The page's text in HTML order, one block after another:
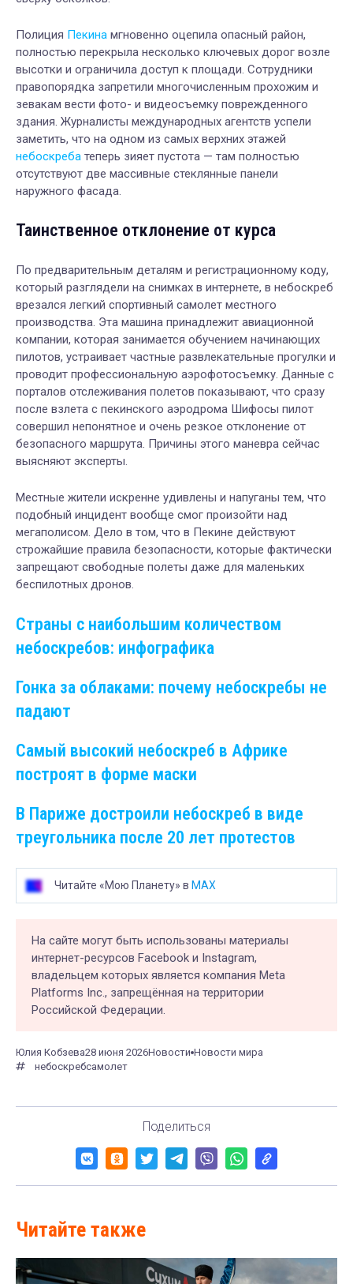
Полиция Пекина мгновенно оцепила опасный район,
полностью перекрыла несколько ключевых дорог возле
высотки и ограничила доступ к площади. Сотрудники
правопорядка запретили многочисленным прохожим и
зевакам вести фото- и видеосъемку поврежденного
здания. Журналисты международных агентств успели
заметить, что на одном из самых верхних этажей
небоскреба теперь зияет пустота — там полностью
отсутствуют две массивные стеклянные панели
наружного фасада.
Таинственное отклонение от курса
По предварительным деталям и регистрационному коду,
который разглядели на снимках в интернете, в небоскреб
врезался легкий спортивный самолет местного
производства. Эта машина принадлежит авиационной
компании, которая занимается обучением начинающих
пилотов, устраивает частные развлекательные прогулки и
проводит профессиональную аэрофотосъемку. Данные с
порталов отслеживания полетов показывают, что сразу
после взлета с пекинского аэродрома Шифосы пилот
совершил непонятное и очень резкое отклонение от
безопасного маршрута. Причины этого маневра сейчас
выясняют эксперты.
Местные жители искренне удивлены и напуганы тем, что
подобный инцидент вообще смог произойти над
мегаполисом. Дело в том, что в Пекине действуют
строжайшие правила безопасности, которые фактически
запрещают свободные полеты даже для маленьких
беспилотных дронов.
Страны с наибольшим количеством
небоскребов: инфографика
Гонка за облаками: почему небоскребы не
падают
Самый высокий небоскреб в Африке
построят в форме маски
В Париже достроили небоскреб в виде
треугольника после 20 лет протестов
Читайте «Мою Планету» в MAX
На сайте могут быть использованы материалы
интернет-ресурсов Facebook и Instagram,
владельцем которых является компания Meta
Platforms Inc., запрещённая на территории
Российской Федерации.
Юлия Кобзева28 июня 2026Новости Новости мира
небоскребсамолет
Поделиться
Читайте также